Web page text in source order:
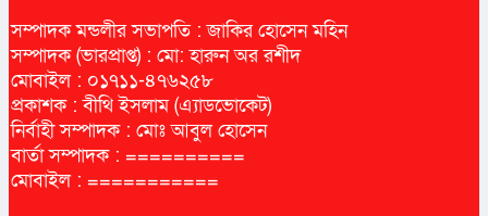
সম্পাদক মন্ডলীর সভাপতি : জাকির হোসেন মহিন
সম্পাদক (ভারপ্রাপ্ত) : মো: হারুন অর রশীদ
মোবাইল : ০১৭১১-৪৭৬২৫৮
প্রকাশক : বীথি ইসলাম (এ্যাডভোকেট)
নির্বাহী সম্পাদক : মোঃ আবুল হোসেন
বার্তা সম্পাদক : ==========
মোবাইল : ===========